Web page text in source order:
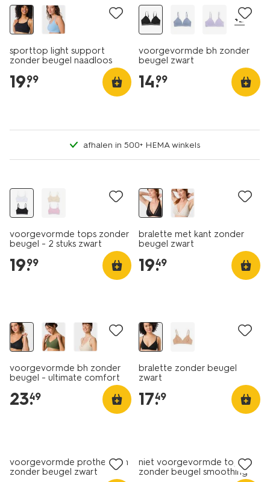
sporttop light support
zonder beugel naadloos
19.
99
+2
voorgevormde bh zonder
beugel zwart
14.
99
afhalen in 500+ HEMA winkels
voorgevormde tops zonder
beugel - 2 stuks zwart
19.
99
bralette met kant zonder
beugel zwart
19.
49
voorgevormde bh zonder
beugel - ultimate comfort
23.
49
bralette zonder beugel
zwart
17.
49
voorgevormde prothese bh
zonder beugel zwart
niet voorgevormde top
zonder beugel smoothing